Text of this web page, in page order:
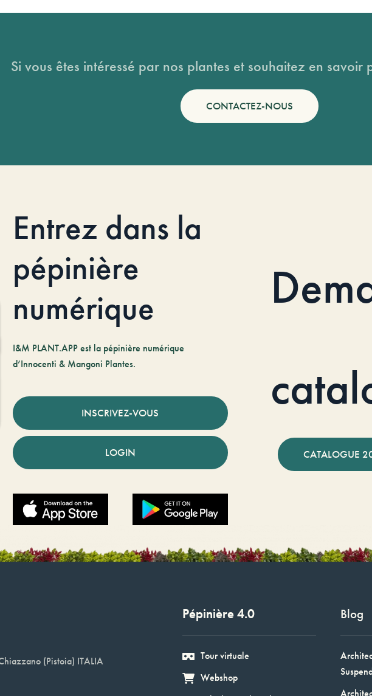
Si vous êtes intéressé par nos plantes et souhaitez en savoir
CONTACTEZ-NOUS
Entrez dans la
pépinière
numérique
I&M PLANT.APP est la pépinière numérique
d’Innocenti & Mangoni Plantes.
INSCRIVEZ-VOUS
LOGIN CATALOGUE
(Pistoia) ITALIA
Pépinière 4.0
Tour virtuale
Webshop
Blog